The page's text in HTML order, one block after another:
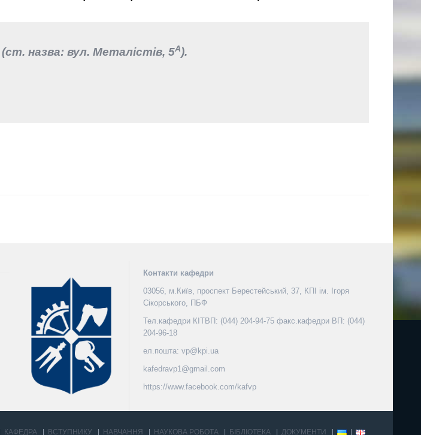
(ст. назва: вул. Металістів, 5А).
Контакти кафедри
03056, м.Київ, проспект Берестейський, 37, КПІ ім. Ігоря
Сікорського, ПБФ
Тел.кафедри КІТВП: (044) 204-94-75 факс.кафедри ВП: (044)
204-96-18
ел.пошта: vp@kpi.ua
kafedravp1@gmail.com
https://www.facebook.com/kafvp
КАФЕДРА ВСТУПНИКУ НАВЧАННЯ НАУКОВА РОБОТА БІБЛІОТЕКА ДОКУМЕНТИ